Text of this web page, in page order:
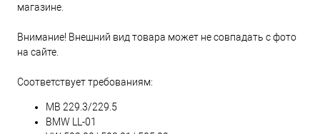
магазине.
Внимание! Внешний вид товара может не совпадать с фото
на сайте.
Соответствует требованиям:
MB 229.3/229.5
BMW LL-01